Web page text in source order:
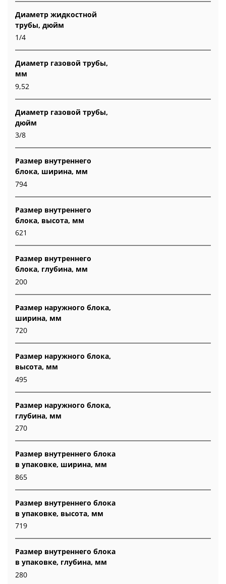
Диаметр жидкостной
трубы, дюйм
1/4
Диаметр газовой трубы,
мм
9,52
Диаметр газовой трубы,
дюйм
3/8
Размер внутреннего
блока, ширина, мм
794
Размер внутреннего
блока, высота, мм
621
Размер внутреннего
блока, глубина, мм
200
Размер наружного блока,
ширина, мм
720
Размер наружного блока,
высота, мм
495
Размер наружного блока,
глубина, мм
270
Размер внутреннего блока
в упаковке, ширина, мм
865
Размер внутреннего блока
в упаковке, высота, мм
719
Размер внутреннего блока
в упаковке, глубина, мм
280